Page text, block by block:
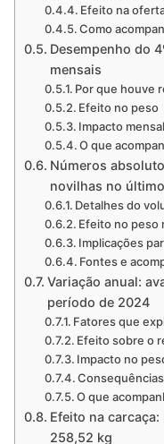
Efeito na
Como
Desempenho do
mensais
Por que houve
Efeito no peso
Impacto mensal
O que
Números
novilhas no
Detalhes do
Efeito no peso
Implicações
Fontes e
Variação anual:
período de 2024
Fatores que
Efeito sobre o
Impacto no
O que
Efeito na
258,52 kg